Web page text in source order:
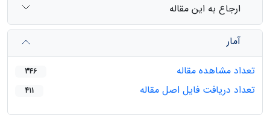
ارجاع به این مقاله
آمار
تعداد مشاهده مقاله
346
تعداد دریافت فایل اصل مقاله 411